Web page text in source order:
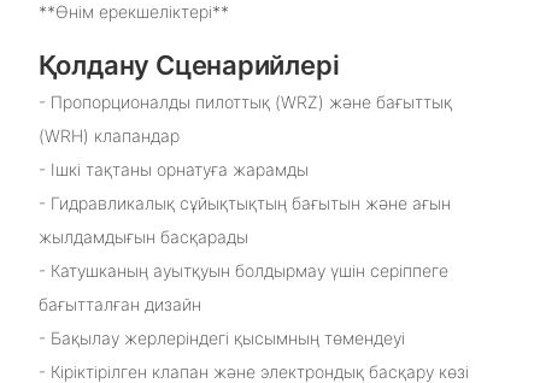
**Өнім ерекшеліктері**
Қолдану Сценарийлері
- Пропорционалды пилоттық (WRZ) және бағыттық
(WRH) клапандар
- Ішкі тақтаны орнатуға жарамды
- Гидравликалық сұйықтықтың бағытын және ағын
жылдамдығын басқарады
- Катушканың ауытқуын болдырмау үшін серіппеге
бағытталған дизайн
- Бақылау жерлеріндегі қысымның төмендеуі
- Кіріктірілген клапан және электрондық басқару көзі